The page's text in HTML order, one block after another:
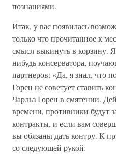
познаниями.
Итак, у вас появилась
только что прочитанное к
смысл выкинуть в корзину.
нибудь консерватора,
партнеров: «Да, я знал, что
Горен не советует ставить
Чарльз Горен в смятении.
времени, противники будут
контракты, и если вам
вы обязаны дать контру. К
со следующей рукой: